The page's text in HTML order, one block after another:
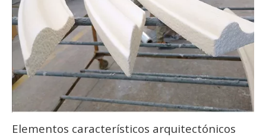
Elementos característicos arquitectónicos